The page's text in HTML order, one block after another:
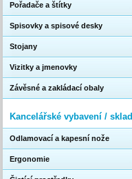
Pořadače a štítky
Spisovky a spisové desky
Stojany
Vizitky a jmenovky
Závěsné a zakládací obaly
Kancelářské vybavení / sklad
Odlamovací a kapesní nože
Ergonomie